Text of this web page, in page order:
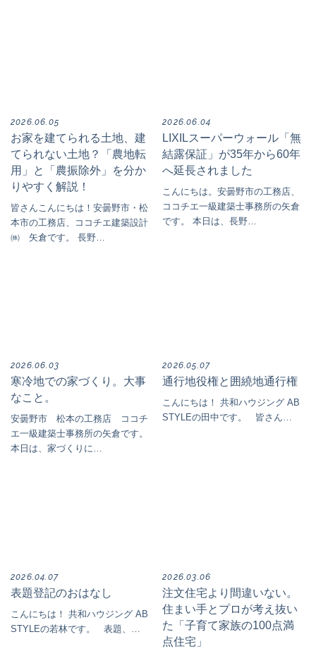
2026.06.05
お家を建てられる土地、建
てられない土地？「農地転
用」と「農振除外」を分か
りやすく解説！
皆さんこんにちは！安曇野市・松
本市の工務店、ココチエ建築設計
㈱ 矢倉です。 長野…
2026.06.04
LIXILスーパーウォール「無
結露保証」が35年から60年
へ延長されました
こんにちは。安曇野市の工務店、
ココチエ一級建築士事務所の矢倉
です。 本日は、長野…
2026.06.03
寒冷地での家づくり。大事
なこと。
安曇野市 松本の工務店 ココチ
エ一級建築士事務所の矢倉です。
本日は、家づくりに…
2026.05.07
通行地役権と囲繞地通行権
こんにちは！ 共和ハウジング AB
STYLEの田中です。 皆さん…
2026.04.07
表題登記のおはなし
こんにちは！ 共和ハウジング AB
STYLEの若林です。 表題、…
2026.03.06
注文住宅より間違いない。
住まい手とプロが考え抜い
た「子育て家族の100点満
点住宅」